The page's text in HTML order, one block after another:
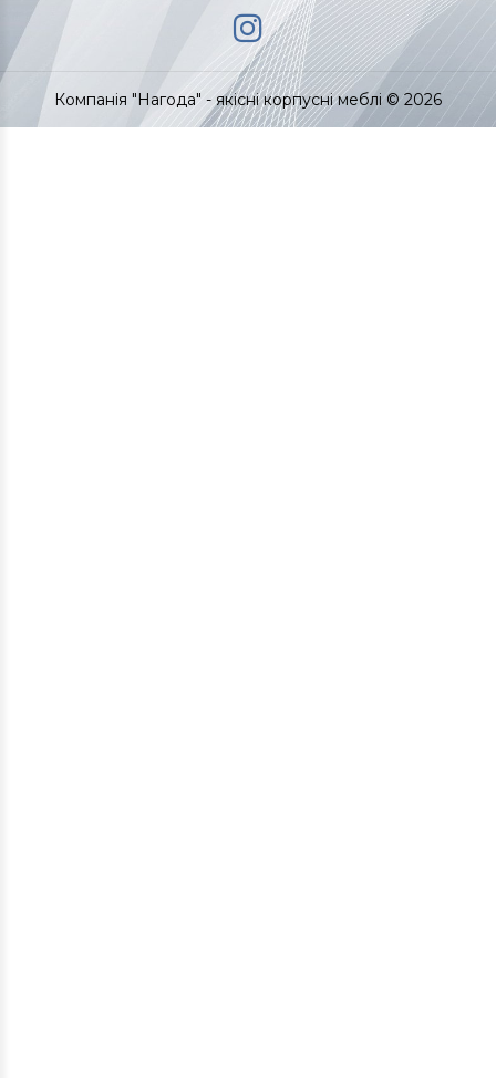
Компанія "Нагода" - якісні корпусні меблі © 2026